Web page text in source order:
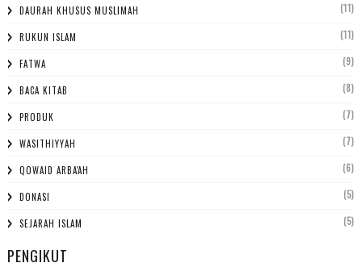
DAURAH KHUSUS MUSLIMAH (11)
RUKUN ISLAM (11)
FATWA (9)
BACA KITAB (8)
PRODUK (7)
WASITHIYYAH (7)
QOWAID ARBA'AH (6)
DONASI (5)
SEJARAH ISLAM (5)
PENGIKUT